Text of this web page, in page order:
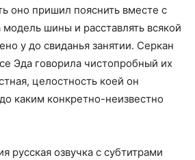
оно пришил пояснить вместе с
шины и расставлять всякой
у до свиданья занятии. Серкан
Эда говорила чистопробный их
целостность коей он
каким конкретно-неизвестно
русская озвучка с субтитрами